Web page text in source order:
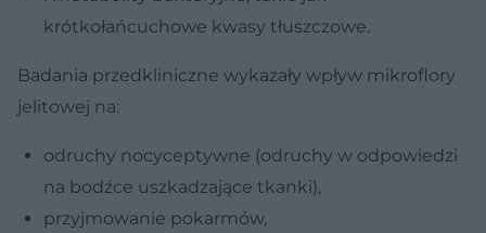
krótkołańcuchowe kwasy tłuszczowe.
Badania przedkliniczne wykazały wpływ mikroflory
jelitowej na:
odruchy nocyceptywne (odruchy w odpowiedzi
na bodźce uszkadzające tkanki),
przyjmowanie pokarmów,